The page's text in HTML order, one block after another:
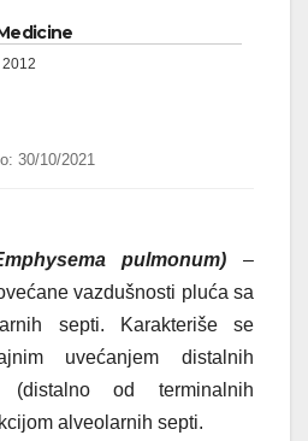
30/10/2021
pulmonum) –
vazdušnosti pluća sa
septi. Karakteriše se
uvećanjem distalnih
(distalno od terminalnih
alveolarnih septi.